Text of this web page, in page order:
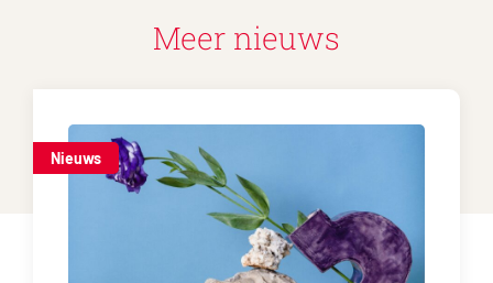
Meer nieuws
Nieuws